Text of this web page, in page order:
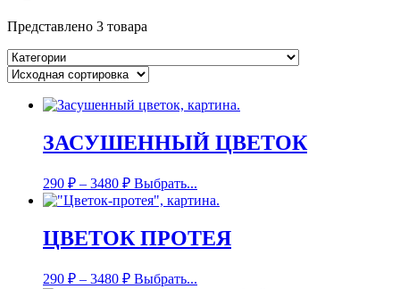
Представлено 3 товара
ЗАСУШЕННЫЙ ЦВЕТОК
290 ₽ – 3480 ₽ Выбрать...
ЦВЕТОК ПРОТЕЯ
290 ₽ – 3480 ₽ Выбрать...